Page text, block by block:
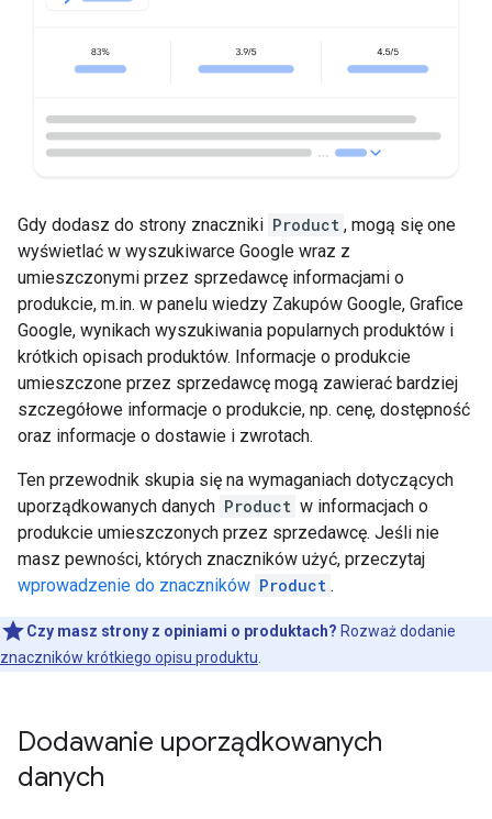
Gdy dodasz do strony znaczniki Product , mogą się one
wyświetlać w wyszukiwarce Google wraz z
umieszczonymi przez sprzedawcę informacjami o
produkcie, m.in. w panelu wiedzy Zakupów Google, Grafice
Google, wynikach wyszukiwania popularnych produktów i
krótkich opisach produktów. Informacje o produkcie
umieszczone przez sprzedawcę mogą zawierać bardziej
szczegółowe informacje o produkcie, np. cenę, dostępność
oraz informacje o dostawie i zwrotach.
Ten przewodnik skupia się na wymaganiach dotyczących
uporządkowanych danych Product w informacjach o
produkcie umieszczonych przez sprzedawcę. Jeśli nie
masz pewności, których znaczników użyć, przeczytaj
wprowadzenie do znaczników Product .
Czy masz strony z opiniami o produktach? Rozważ dodanie
znaczników krótkiego opisu produktu
Dodawanie uporządkowanych
danych